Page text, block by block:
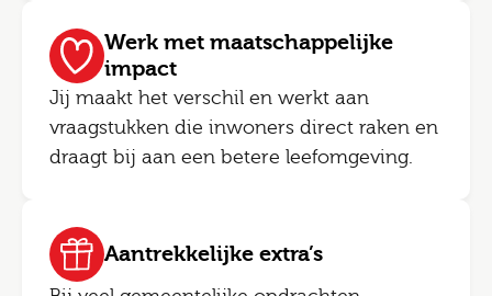
Werk met maatschappelijke
impact
Jij maakt het verschil en werkt aan
vraagstukken die inwoners direct raken en
draagt bij aan een betere leefomgeving.
Aantrekkelijke extra’s